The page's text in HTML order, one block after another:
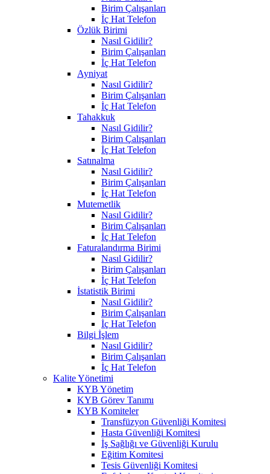
Birim Çalışanları
İç Hat Telefon
Özlük Birimi
Nasıl Gidilir?
Birim Çalışanları
İç Hat Telefon
Ayniyat
Nasıl Gidilir?
Birim Çalışanları
İç Hat Telefon
Tahakkuk
Nasıl Gidilir?
Birim Çalışanları
İç Hat Telefon
Satınalma
Nasıl Gidilir?
Birim Çalışanları
İç Hat Telefon
Mutemetlik
Nasıl Gidilir?
Birim Çalışanları
İç Hat Telefon
Faturalandırma Birimi
Nasıl Gidilir?
Birim Çalışanları
İç Hat Telefon
İstatistik Birimi
Nasıl Gidilir?
Birim Çalışanları
İç Hat Telefon
Bilgi İşlem
Nasıl Gidilir?
Birim Çalışanları
İç Hat Telefon
Kalite Yönetimi
KYB Yönetim
KYB Görev Tanımı
KYB Komiteler
Transfüzyon Güvenliği Komitesi
Hasta Güvenliği Komitesi
İş Sağlığı ve Güvenliği Kurulu
Eğitim Komitesi
Tesis Güvenliği Komitesi